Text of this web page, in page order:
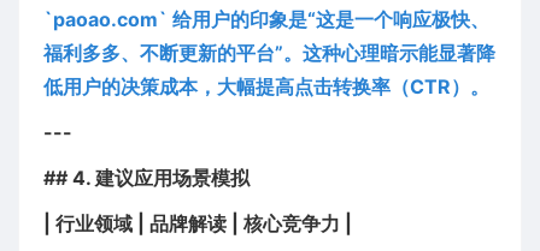
`paoao.com` 给用户的印象是“这是一个响应极快、
福利多多、不断更新的平台”。这种心理暗示能显著降
低用户的决策成本，大幅提高点击转换率（CTR）。
---
## 4. 建议应用场景模拟
| 行业领域 | 品牌解读 | 核心竞争力 |